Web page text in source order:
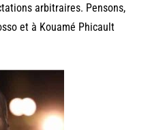
arbitraires. Pensons,
et à Kouamé Phicault